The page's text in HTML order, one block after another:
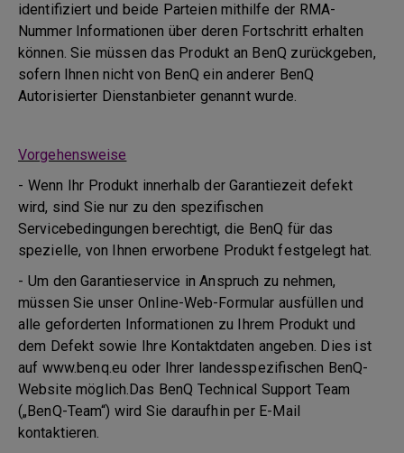
identifiziert und beide Parteien mithilfe der RMA-
Nummer Informationen über deren Fortschritt erhalten
können. Sie müssen das Produkt an BenQ zurückgeben,
sofern Ihnen nicht von BenQ ein anderer BenQ
Autorisierter Dienstanbieter genannt wurde.
Vorgehensweise
- Wenn Ihr Produkt innerhalb der Garantiezeit defekt
wird, sind Sie nur zu den spezifischen
Servicebedingungen berechtigt, die BenQ für das
spezielle, von Ihnen erworbene Produkt festgelegt hat.
- Um den Garantieservice in Anspruch zu nehmen,
müssen Sie unser Online-Web-Formular ausfüllen und
alle geforderten Informationen zu Ihrem Produkt und
dem Defekt sowie Ihre Kontaktdaten angeben. Dies ist
auf www.benq.eu oder Ihrer landesspezifischen BenQ-
Website möglich.Das BenQ Technical Support Team
(„BenQ-Team“) wird Sie daraufhin per E-Mail
kontaktieren.